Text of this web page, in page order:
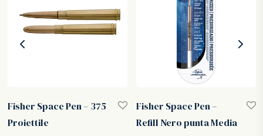
Fisher Space Pen – 375
Proiettile
Fisher Space Pen –
Refill Nero punta Media